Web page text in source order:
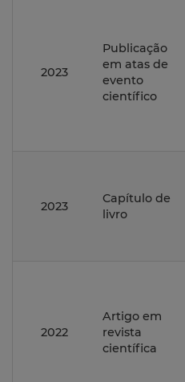
2023
Publicação
em atas de
evento
científico
2023
Capítulo de
livro
2022
Artigo em
revista
científica